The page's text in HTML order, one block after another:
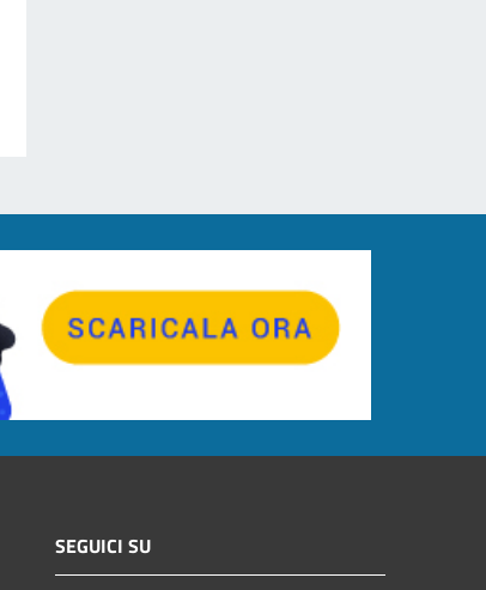
SEGUICI SU